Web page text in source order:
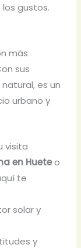
gustos.
más
sus
es un
urbano y
visita
en Hueteo
te
solar y
y